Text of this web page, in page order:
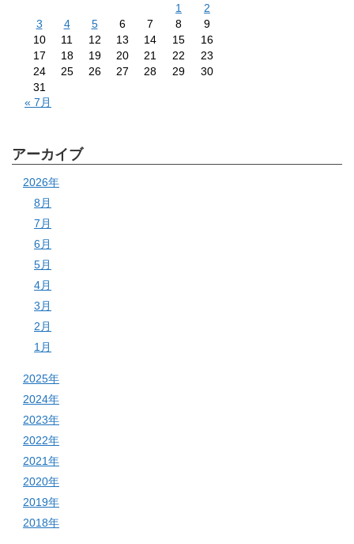
1
2
3
4 5 6 7 8
9
10
11 12 13 14 15
16
17
18 19 20 21 22
23
24
25 26 27 28 29
30
31
« 7月
アーカイブ
2026年
8月
7月
6月
5月
4月
3月
2月
1月
2025年
2024年
2023年
2022年
2021年
2020年
2019年
2018年